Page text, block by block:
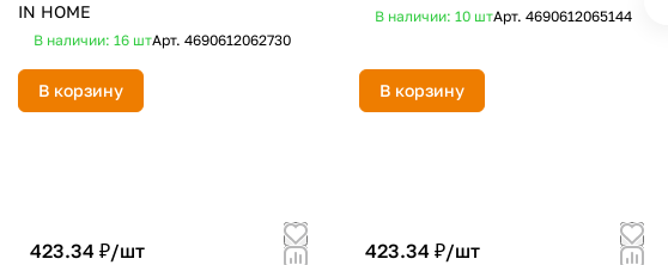
IN HOME
В наличии: 16 штАрт. 4690612062730
В корзину
В наличии: 10 штАрт.4690612065144
В корзину
423.34 ₽/шт 423.34 ₽/шт